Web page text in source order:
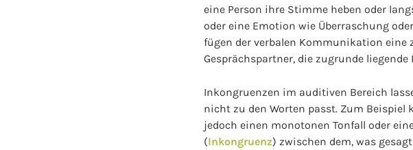
eine Person ihre Stimme heben oder
oder eine Emotion wie Überraschung
fügen der verbalen Kommunikation
Gesprächspartner, die zugrunde
Inkongruenzen im auditiven Bereich
nicht zu den Worten passt. Zum Beispiel
jedoch einen monotonen Tonfall oder
(Inkongruenz) zwischen dem, was